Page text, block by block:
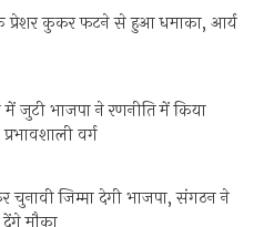
प्रेशर कुकर फटने से हुआ धमाका, आर्य
में जुटी भाजपा ने रणनीति में किया
वर्ग
चुनावी जिम्मा देगी भाजपा, संगठन ने